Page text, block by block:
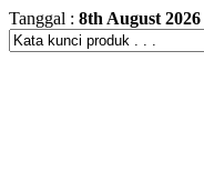
Tanggal : 8th August 2026